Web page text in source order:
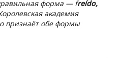
форма — freído,
академия
признаёт обе формы